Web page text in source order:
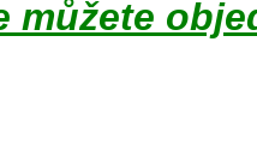
můžete